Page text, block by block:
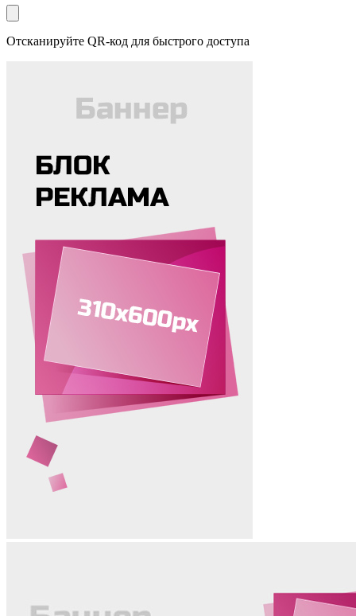
Отсканируйте QR-код для быстрого доступа